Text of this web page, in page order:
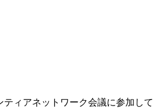
ィアネットワーク会議に参加して